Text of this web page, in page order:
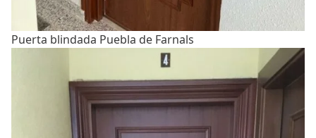
Puerta blindada Puebla de Farnals